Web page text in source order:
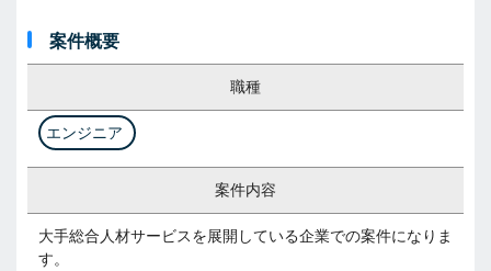
案件概要
職種
エンジニア
案件内容
大手総合人材サービスを展開している企業での案件になりま
す。